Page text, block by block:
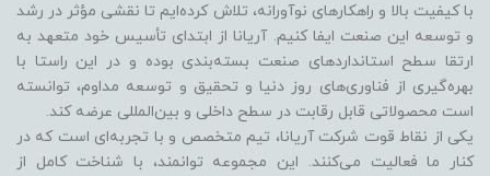
با کیفیت بالا و راهکارهای نوآورانه، تلاش کرده‌ایم تا نقشی مؤثر در رشد
و توسعه این صنعت ایفا کنیم. آریانا از ابتدای تأسیس خود متعهد به
ارتقا سطح استانداردهای صنعت بسته‌بندی بوده و در این راستا با
بهره‌گیری از فناوری‌های روز دنیا و تحقیق و توسعه مداوم، توانسته
است محصولاتی قابل رقابت در سطح داخلی و بین‌المللی عرضه کند.
یکی از نقاط قوت شرکت آریانا، تیم متخصص و با تجربه‌ای است که در
کنار ما فعالیت می‌کنند. این مجموعه توانمند، با شناخت کامل از